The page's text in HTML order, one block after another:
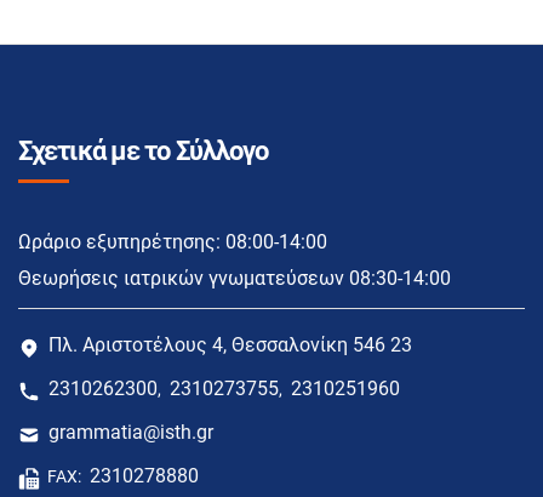
Σχετικά με το Σύλλογο
Ωράριο εξυπηρέτησης: 08:00-14:00
Θεωρήσεις ιατρικών γνωματεύσεων 08:30-14:00
Πλ. Αριστοτέλους 4, Θεσσαλονίκη 546 23
2310262300, 2310273755, 2310251960
grammatia@isth.gr
FAX: 2310278880